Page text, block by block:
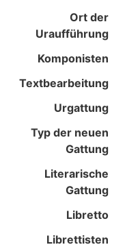
Ort der
Uraufführung
Komponisten
Textbearbeitung
Urgattung
Typ der neuen
Gattung
Literarische
Gattung
Libretto
Librettisten